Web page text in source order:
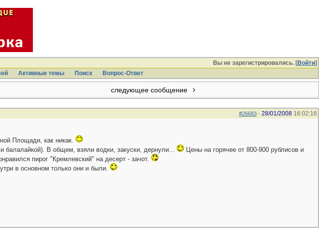
Вы не зарегистрировались. [Войти]
Активные темы Поиcк Вопрос-Ответ
следующее сообщение
#26683 - 28/01/2008 16:02:16
Площади, как никак.
балалайкой). В общем, взяли водки, закуски, дернули...
Цены на горячее от 800-900 рублисов и
пирог "Кремлевский" на десерт - зачот.
в основном только они и были.